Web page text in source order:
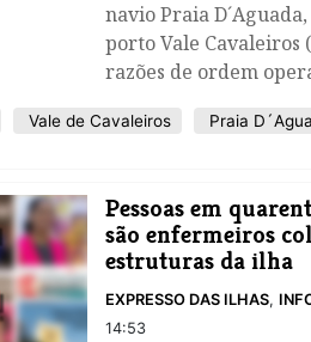
navio Praia
porto Vale Cavaleiros
razões de ordem
Vale de Cavaleiros Praia
Pessoas em
são enfermeiros
estruturas da ilha
EXPRESSO DAS ILHAS,
14:53